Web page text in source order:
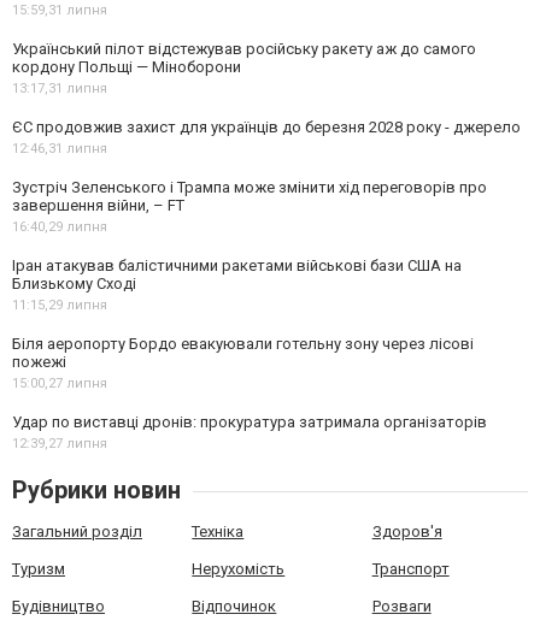
15:59, 31 липня
Український пілот відстежував російську ракету аж до самого
кордону Польщі — Міноборони
13:17, 31 липня
ЄС продовжив захист для українців до березня 2028 року - джерело
12:46, 31 липня
Зустріч Зеленського і Трампа може змінити хід переговорів про
завершення війни, – FT
16:40, 29 липня
Іран атакував балістичними ракетами військові бази США на
Близькому Сході
11:15, 29 липня
Біля аеропорту Бордо евакуювали готельну зону через лісові
пожежі
15:00, 27 липня
Удар по виставці дронів: прокуратура затримала організаторів
12:39, 27 липня
Рубрики новин
Загальний розділ Техніка Здоров'я
Туризм Нерухомість Транспорт
Будівництво Відпочинок Розваги